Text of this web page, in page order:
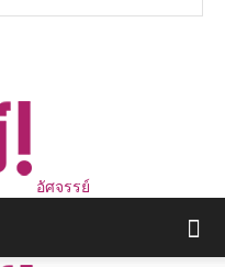
อัศจรรย์